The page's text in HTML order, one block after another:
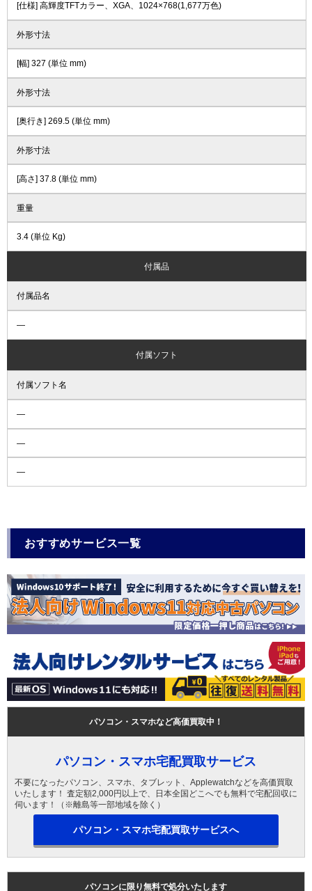
[仕様] 高輝度TFTカラー、XGA、1024×768(1,677万色)
外形寸法
[幅] 327 (単位 mm)
外形寸法
[奥行き] 269.5 (単位 mm)
外形寸法
[高さ] 37.8 (単位 mm)
重量
3.4 (単位 Kg)
付属品
付属品名
―
付属ソフト
付属ソフト名
―
―
―
おすすめサービス一覧
パソコン・スマホなど高価買取中！
パソコン・スマホ宅配買取サービス
不要になったパソコン、スマホ、タブレット、Applewatchなどを高価買取
いたします！ 査定額2,000円以上で、日本全国どこへでも無料で宅配回収に
伺います！（※離島等一部地域を除く）
パソコン・スマホ宅配買取サービスへ
パソコンに限り無料で処分いたします